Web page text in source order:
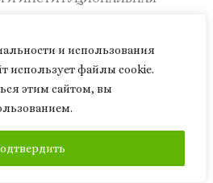
и использования
использует файлы cookie.
этим сайтом, вы
власть и новые